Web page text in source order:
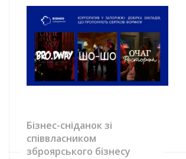
Бізнес-сніданок зі
співвласником
зброярського бізнесу